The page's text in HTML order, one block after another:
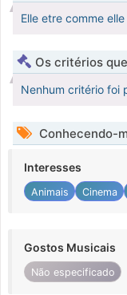
Elle etre comme
Os critérios
Nenhum critério foi
Conhecendo-
Interesses
Animais Cinema
Gostos Musicais
Não especificado